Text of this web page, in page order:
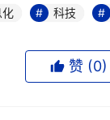
业痛点，从安
对超大流量、
。 近年来，长
化 科技
赞 (0)